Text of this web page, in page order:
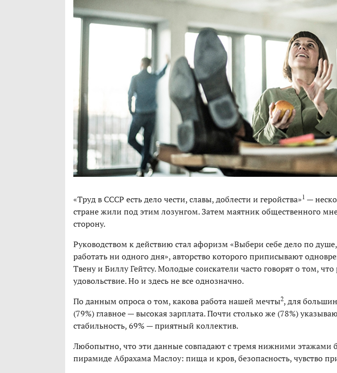
«Труд в СССР есть дело чести, славы, доблести и геройства»1 —
стране жили под этим лозунгом. Затем маятник общественного
сторону.
Руководством к действию стал афоризм «Выбери себе дело по
работать ни одного дня», авторство которого приписывают
Твену и Биллу Гейтсу. Молодые соискатели часто говорят о том,
удовольствие. Но и здесь не все однозначно.
По данным опроса о том, какова работа нашей мечты2, для
(79%) главное — высокая зарплата. Почти столько же (78%)
стабильность, 69% — приятный коллектив.
Любопытно, что эти данные совпадают с тремя нижними этажами
пирамиде Абрахама Маслоу: пища и кров, безопасность, чувство